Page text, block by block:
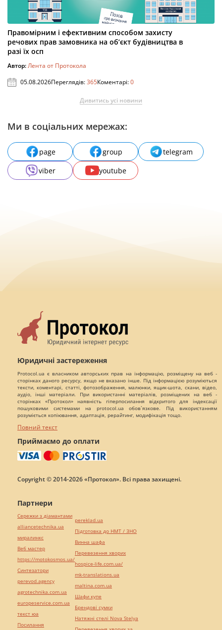
Правомірним і ефективним способом захисту
речових прав замовника на об’єкт будівництва в
разі їх осп
Автор:Лента от Протокола
05.08.2026Переглядів:365Коментарі:0
Дивитись усі новини
Ми в соціальних мережах:
page group
telegram
viber
youtube
Юридичні застереження
Protocol.ua є власником авторських прав на інформацію, розміщену на веб -
сторінках даного ресурсу, якщо не вказано інше. Під інформацією розуміються
тексти, коментарі, статті, фотозображення, малюнки, ящик-шота, скани, відео,
аудіо, інші матеріали. При використанні матеріалів, розміщених на веб -
сторінках «Протокол» наявність гіперпосилання відкритого для індексації
пошуковими системами на protocol.ua обов`язкове. Під використанням
розуміється копіювання, адаптація, рерайтинг, модифікація тощо.
Повний текст
Приймаємо до оплати
Copyright © 2014-2026 «Протокол». Всі права захищені.
Партнери
Сережки з діамантами
alliancetechnika.ua
миралинкс
Веб мастер
https://motokosmos.ua/
Синтезатори
perevod.agency
agrotechnika.com.ua
europeservice.com.ua
текст юа
Посилання
pereklad.ua
Підготовка до НМТ / ЗНО
Винна шафа
Перевезення хворих
hospice-life.com.ua/
mk-translations.ua
maltina.com.ua
Шафи купе
Брендові сумки
Натяжні стелі Nova Stelya